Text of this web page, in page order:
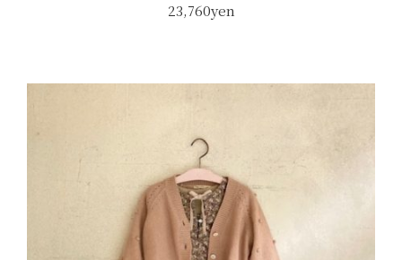
23,760yen